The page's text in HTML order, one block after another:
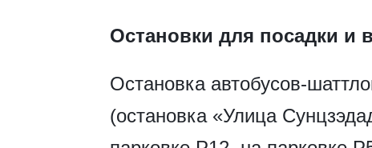
Остановки для посадки и
Остановка автобусов-
(остановка «Улица